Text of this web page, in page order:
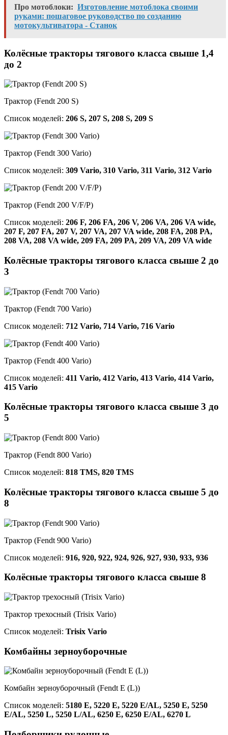
Про мотоблоки: Изготовление мотоблока своими
руками: пошаговое руководство по созданию
мотокультиватора - Станок
Колёсные тракторы тягового класса свыше 1,4
до 2
Трактор (Fendt 200 S)
Список моделей: 206 S, 207 S, 208 S, 209 S
Трактор (Fendt 300 Vario)
Список моделей: 309 Vario, 310 Vario, 311 Vario, 312 Vario
Трактор (Fendt 200 V/F/P)
Список моделей: 206 F, 206 FA, 206 V, 206 VA, 206 VA wide,
207 F, 207 FA, 207 V, 207 VA, 207 VA wide, 208 FA, 208 PA,
208 VA, 208 VA wide, 209 FA, 209 PA, 209 VA, 209 VA wide
Колёсные тракторы тягового класса свыше 2 до
3
Трактор (Fendt 700 Vario)
Список моделей: 712 Vario, 714 Vario, 716 Vario
Трактор (Fendt 400 Vario)
Список моделей: 411 Vario, 412 Vario, 413 Vario, 414 Vario,
415 Vario
Колёсные тракторы тягового класса свыше 3 до
5
Трактор (Fendt 800 Vario)
Список моделей: 818 TMS, 820 TMS
Колёсные тракторы тягового класса свыше 5 до
8
Трактор (Fendt 900 Vario)
Список моделей: 916, 920, 922, 924, 926, 927, 930, 933, 936
Колёсные тракторы тягового класса свыше 8
Трактор трехосный (Trisix Vario)
Список моделей: Trisix Vario
Комбайны зерноуборочные
Комбайн зерноуборочный (Fendt E (L))
Список моделей: 5180 E, 5220 E, 5220 E/AL, 5250 E, 5250
E/AL, 5250 L, 5250 L/AL, 6250 E, 6250 E/AL, 6270 L